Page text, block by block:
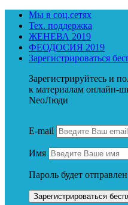
Мы в соц.сетях
Тех. поддержка
ЖЕНЕВА 2019
ФЕОДОСИЯ 2019
Зарегистрироваться
Зарегистрируйтесь и
к материалам онлайн-
NeoЛюди
E-mail
Имя
Пароль будет